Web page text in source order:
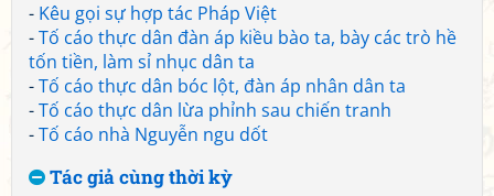
- Kêu gọi sự hợp tác Pháp Việt
-Tố cáo thực dân đàn áp kiều bào ta, bày các trò hề
tốn tiền, làm sỉ nhục dân ta
-Tố cáo thực dân bóc lột, đàn áp nhân dân ta
-Tố cáo thực dân lừa phỉnh sau chiến tranh
-Tố cáo nhà Nguyễn ngu dốt
Tác giả cùng thời kỳ